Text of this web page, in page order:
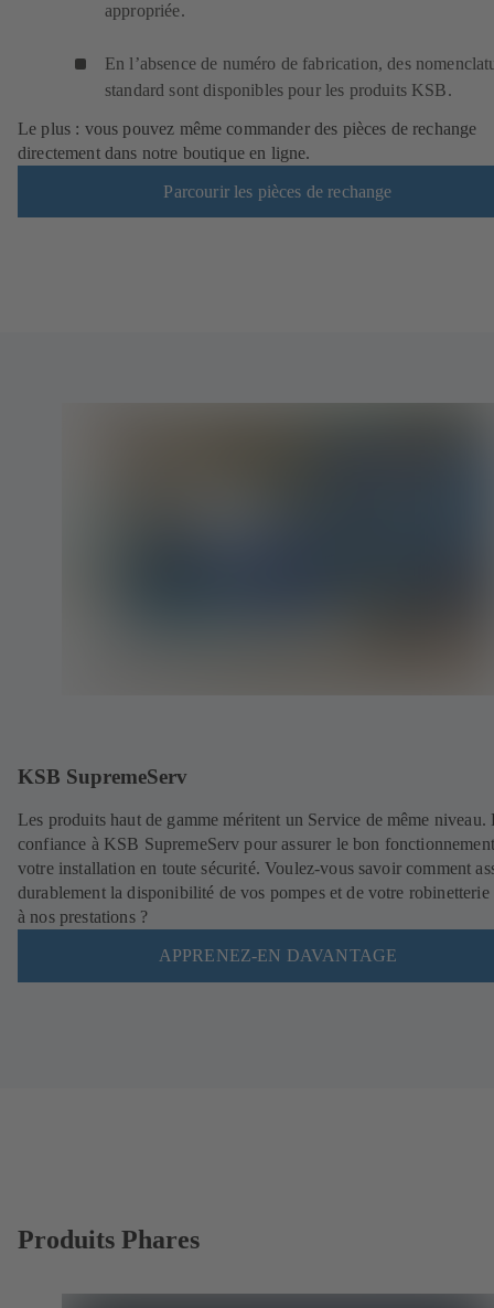
appropriée.
En l’absence de numéro de fabrication, des
standard sont disponibles pour les produits KSB.
Le plus : vous pouvez même commander des pièces de rechange
directement dans notre boutique en ligne.
Parcourir les pièces de rechange
KSB SupremeServ
Les produits haut de gamme méritent un Service de même niveau.
confiance à KSB SupremeServ pour assurer le bon
votre installation en toute sécurité. Voulez-vous savoir comment
durablement la disponibilité de vos pompes et de votre robinetterie
à nos prestations ?
APPRENEZ-EN DAVANTAGE
Produits Phares